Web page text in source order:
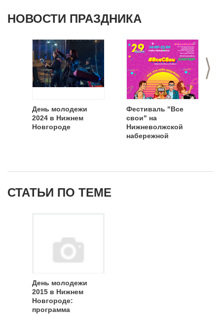
НОВОСТИ ПРАЗДНИКА
>
День молодежи
2024 в Нижнем
Новгороде
Фестиваль "Все
свои" на
Нижневолжской
набережной
СТАТЬИ ПО ТЕМЕ
День молодежи
2015 в Нижнем
Новгороде:
программа